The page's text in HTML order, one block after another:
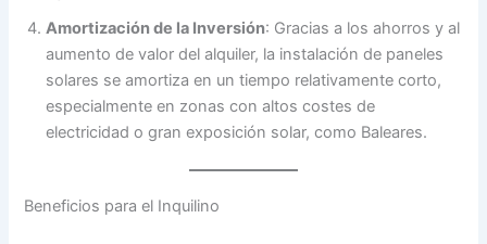
Amortización de la Inversión: Gracias a los ahorros y al
aumento de valor del alquiler, la instalación de paneles
solares se amortiza en un tiempo relativamente corto,
especialmente en zonas con altos costes de
electricidad o gran exposición solar, como Baleares.
Beneficios para el Inquilino